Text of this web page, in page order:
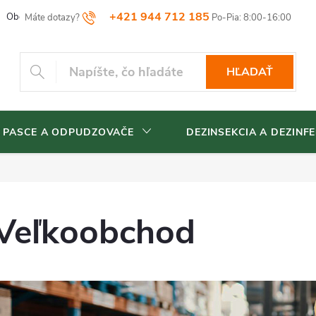
+421 944 712 185
Obchodné podmienky Reklamačný poriadok Vrátenia tovaru
HĽADAŤ
A ODPUDZOVAČE DEZINSEKCIA A